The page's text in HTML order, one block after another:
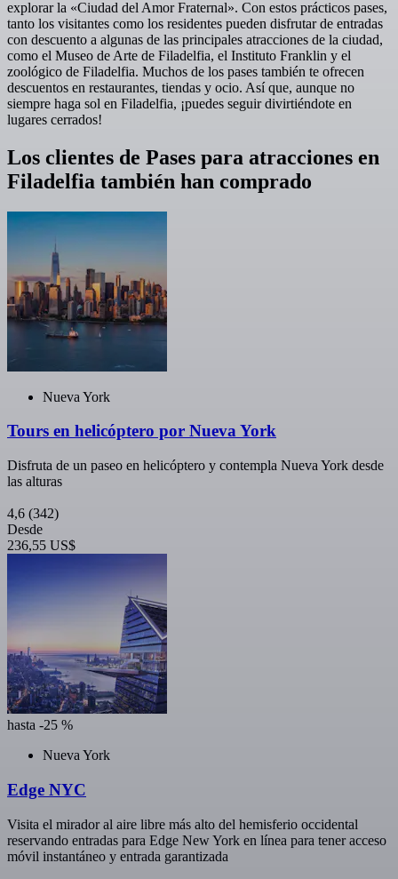
explorar la «Ciudad del Amor Fraternal». Con estos prácticos pases,
tanto los visitantes como los residentes pueden disfrutar de entradas
con descuento a algunas de las principales atracciones de la ciudad,
como el Museo de Arte de Filadelfia, el Instituto Franklin y el
zoológico de Filadelfia. Muchos de los pases también te ofrecen
descuentos en restaurantes, tiendas y ocio. Así que, aunque no
siempre haga sol en Filadelfia, ¡puedes seguir divirtiéndote en
lugares cerrados!
Los clientes de Pases para atracciones en
Filadelfia también han comprado
Nueva York
Tours en helicóptero por Nueva York
Disfruta de un paseo en helicóptero y contempla Nueva York desde
las alturas
4,6 (342)
Desde
236,55 US$
hasta -25 %
Nueva York
Edge NYC
Visita el mirador al aire libre más alto del hemisferio occidental
reservando entradas para Edge New York en línea para tener acceso
móvil instantáneo y entrada garantizada